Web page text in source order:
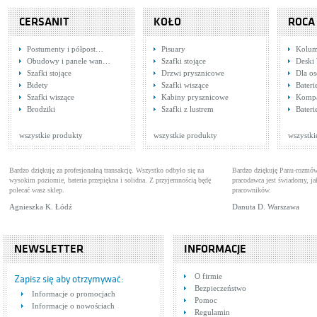
Tres Monoclasic 1900
Cena: 1 352,00 zł WIĘCEJ
Baterie umywalkowe
Cena: 624,00 zł
CERSANIT
Postumenty i półpost…
Obudowy i panele wan…
Szafki stojące
Bidety
Szafki wiszące
Brodziki
wszystkie produkty
KOŁO
Pisuary
Szafki stojące
Drzwi prysznicowe
Szafki wiszące
Kabiny prysznicowe
Szafki z lustrem
wszystkie produkty
ROCA
Deski
Dla
Bardzo dziękuję za profesjonalną transakcję. Wszystko odbyło się na
wysokim poziomie, bateria przepiękna i solidna. Z przyjemnością będę
polecać wasz sklep.
Agnieszka K. Łódź
Bardzo dziękuję Panu-
pracodawca jest świadomy,
pracowników.
Danuta D. Warszawa
NEWSLETTER
Zapisz się aby otrzymywać:
Informacje o promocjach
Informacje o nowościach
INFORMACJE
O firmie
Bezpieczeństwo
Pomoc
Regulamin